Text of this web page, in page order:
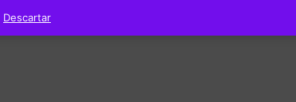
Descartar